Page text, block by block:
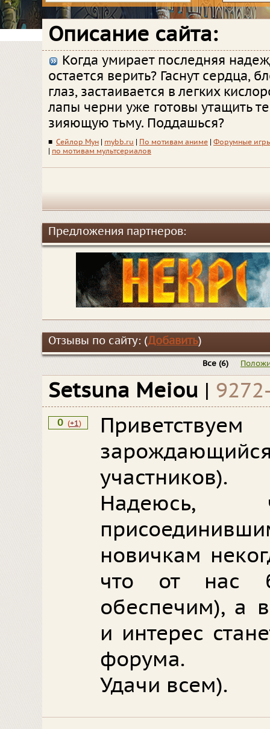
Описание сайта:
Когда умирает последняя
остается верить? Гаснут сердца,
глаз, застаивается в легких
лапы черни уже готовы утащить
зияющую тьму. Поддашься?
■ Сейлор Мун mybb.ru По мотивам аниме
Форумные
по мотивам мультсериалов
Предложения партнеров:
Отзывы по сайту: (Добавить)
Все (6)
Setsuna Meiou |
0 (+1)
участников).
новичкам
что от нас
обеспечим), а
и интерес
форума.
Удачи всем).